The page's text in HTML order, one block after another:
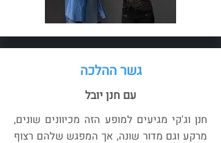
גשר ההלכה
עם חנן יובל
חנן וג'קי מגיעים למופע הזה מכיוונים שונים,
מרקע וגם מדור שונה, אך המפגש שלהם רצוף